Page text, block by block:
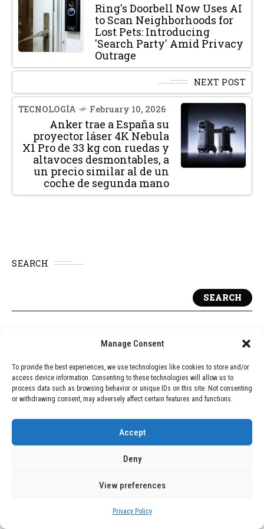
Manage Consent
To provide the best experiences, we use technologies like cookies to store and/or
access device information. Consenting to these technologies will allow us to
process data such as browsing behavior or unique IDs on this site. Not consenting
or withdrawing consent, may adversely affect certain features and functions.
Accept
Deny
View preferences
Privacy Policy
Ring's Doorbell Now Uses AI
to Scan Neighborhoods for
Lost Pets: Introducing
'Search Party' Amid Privacy
Outrage
NEXT POST
TECNOLOGÍA February 10, 2026
Anker trae a España su
proyector láser 4K Nebula
X1 Pro de 33 kg con ruedas y
altavoces desmontables, a
un precio similar al de un
coche de segunda mano
SEARCH
SEARCH
Ataques contra la Iglesia Católica en Nueva
York: Un Patrón de Vandalismo y Odio
Una invitación pendiente
El Consejo de la OEA Considera Reunión de
Emergencia sobre la Situación en Nicaragua
Concejo de Bogotá Aprueba Día de la Oración,
Generando Debate sobre Laicidad